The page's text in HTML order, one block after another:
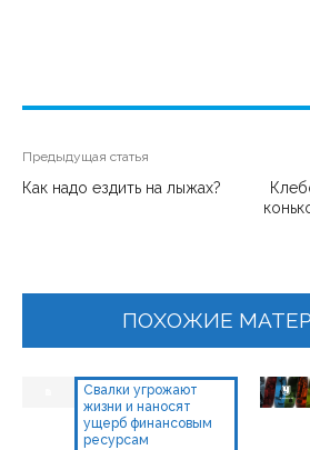
Предыдущая статья
Как надо ездить на лыжах?
ПОХОЖИЕ
Свалки угрожают
жизни и наносят
ущерб финансовым
ресурсам